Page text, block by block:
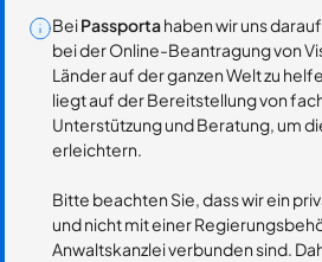
BeiPassportahaben wir uns
bei der Online-Beantragung von
Länder auf der ganzen Welt zu
liegt auf der Bereitstellung von
Unterstützung und Beratung, um
erleichtern.
Bitte beachten Sie, dass wir ein
und nicht mit einer
Anwaltskanzlei verbunden sind.